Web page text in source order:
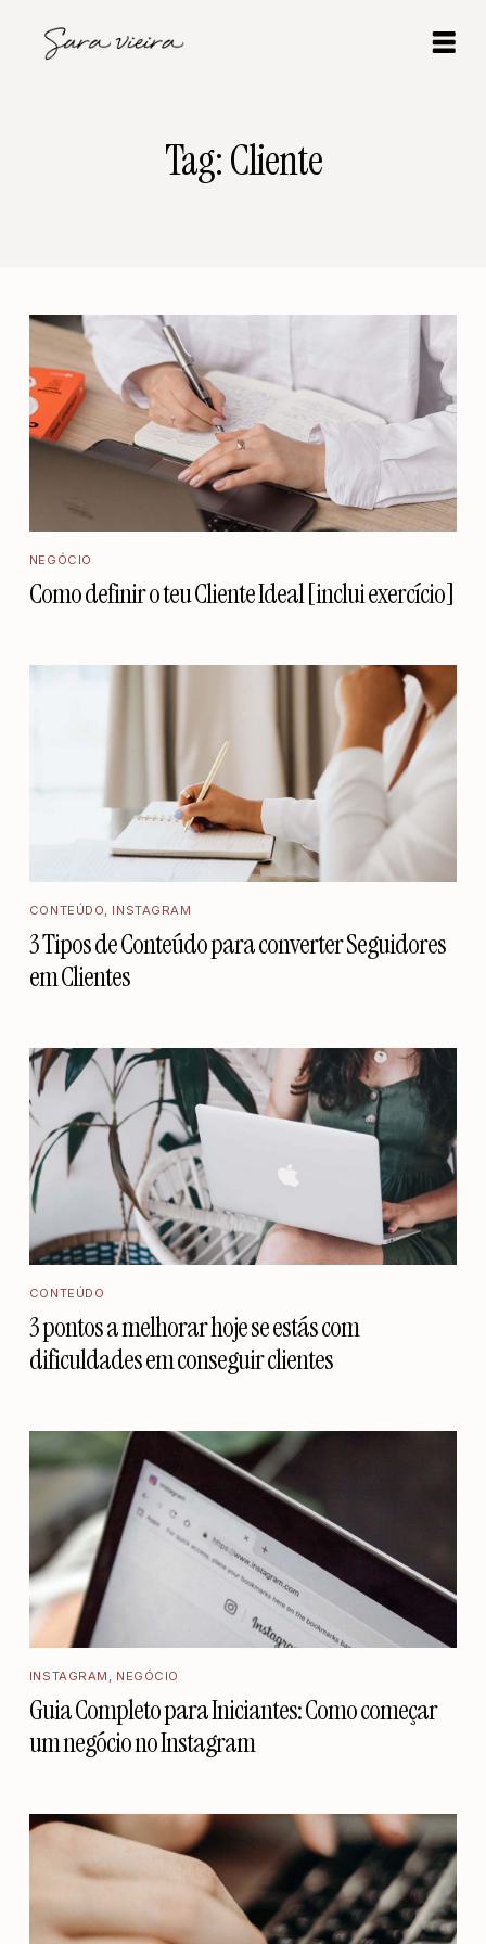
Tag: Cliente
NEGÓCIO
Como definir o teu Cliente Ideal [inclui exercício]
CONTEÚDO, INSTAGRAM
3 Tipos de Conteúdo para converter Seguidores
em Clientes
CONTEÚDO
3 pontos a melhorar hoje se estás com
dificuldades em conseguir clientes
INSTAGRAM , NEGÓCIO
Guia Completo para Iniciantes: Como começar
um negócio no Instagram